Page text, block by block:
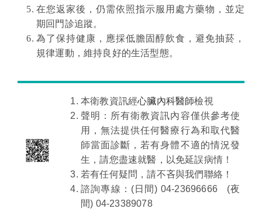
在您返家後，仍需依照指示服用處方藥物，並定
期回門診追蹤。
為了保持健康，應採低膽固醇飲食，避免抽菸，
規律運動，維持良好的生活型態。
本衛教資訊經心臟內科醫師檢視
聲明：所有衛教資訊內容僅供參考使
用，無法提供任何醫療行為和取代醫
師當面診斷，若有身體不適的情況發
生，請您盡速就醫，以免延誤病情！
若有任何疑問，請不吝與我們聯絡！
諮詢專線：(日間) 04-23696666 (夜
間) 04-23389078